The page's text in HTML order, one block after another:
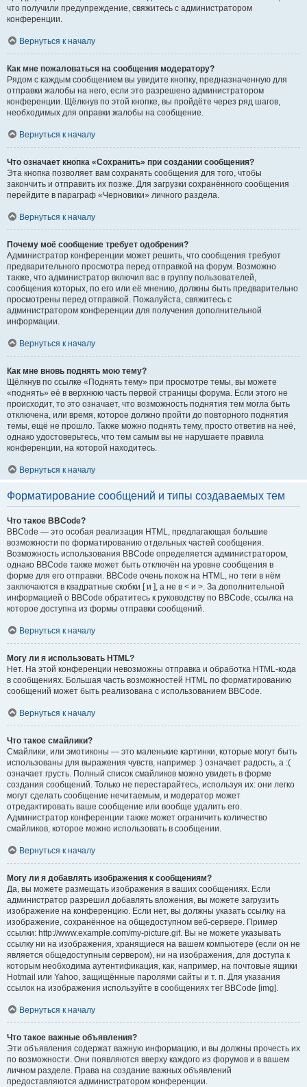
что получили предупреждение, свяжитесь с администратором
конференции.
Вернуться к началу
Как мне пожаловаться на сообщения модератору?
Рядом с каждым сообщением вы увидите кнопку, предназначенную для
отправки жалобы на него, если это разрешено администратором
конференции. Щёлкнув по этой кнопке, вы пройдёте через ряд шагов,
необходимых для оправки жалобы на сообщение.
Вернуться к началу
Что означает кнопка «Сохранить» при создании сообщения?
Эта кнопка позволяет вам сохранять сообщения для того, чтобы
закончить и отправить их позже. Для загрузки сохранённого сообщения
перейдите в параграф «Черновики» личного раздела.
Вернуться к началу
Почему моё сообщение требует одобрения?
Администратор конференции может решить, что сообщения требуют
предварительного просмотра перед отправкой на форум. Возможно
также, что администратор включил вас в группу пользователей,
сообщения которых, по его или её мнению, должны быть предварительно
просмотрены перед отправкой. Пожалуйста, свяжитесь с
администратором конференции для получения дополнительной
информации.
Вернуться к началу
Как мне вновь поднять мою тему?
Щёлкнув по ссылке «Поднять тему» при просмотре темы, вы можете
«поднять» её в верхнюю часть первой страницы форума. Если этого не
происходит, то это означает, что возможность поднятия тем могла быть
отключена, или время, которое должно пройти до повторного поднятия
темы, ещё не прошло. Также можно поднять тему, просто ответив на неё,
однако удостоверьтесь, что тем самым вы не нарушаете правила
конференции, на которой находитесь.
Вернуться к началу
Форматирование сообщений и типы создаваемых тем
Что такое BBCode?
BBCode — это особая реализация HTML, предлагающая большие
возможности по форматированию отдельных частей сообщения.
Возможность использования BBCode определяется администратором,
однако BBCode также может быть отключён на уровне сообщения в
форме для его отправки. BBCode очень похож на HTML, но теги в нём
заключаются в квадратные скобки [ и ], а не в < и >. За дополнительной
информацией о BBCode обратитесь к руководству по BBCode, ссылка на
которое доступна из формы отправки сообщений.
Вернуться к началу
Могу ли я использовать HTML?
Нет. На этой конференции невозможны отправка и обработка HTML-кода
в сообщениях. Большая часть возможностей HTML по форматированию
сообщений может быть реализована с использованием BBCode.
Вернуться к началу
Что такое смайлики?
Смайлики, или эмотиконы — это маленькие картинки, которые могут быть
использованы для выражения чувств, например :) означает радость, а :(
означает грусть. Полный список смайликов можно увидеть в форме
создания сообщений. Только не перестарайтесь, используя их: они легко
могут сделать сообщение нечитаемым, и модератор может
отредактировать ваше сообщение или вообще удалить его.
Администратор конференции также может ограничить количество
смайликов, которое можно использовать в сообщении.
Вернуться к началу
Могу ли я добавлять изображения к сообщениям?
Да, вы можете размещать изображения в ваших сообщениях. Если
администратор разрешил добавлять вложения, вы можете загрузить
изображение на конференцию. Если нет, вы должны указать ссылку на
изображение, сохранённое на общедоступном веб-сервере. Пример
ссылки: http://www.example.com/my-picture.gif. Вы не можете указывать
ссылку ни на изображения, хранящиеся на вашем компьютере (если он не
является общедоступным сервером), ни на изображения, для доступа к
которым необходима аутентификация, как, например, на почтовые ящики
Hotmail или Yahoo, защищённые паролями сайты и т. п. Для указания
ссылок на изображения используйте в сообщениях тег BBCode [img].
Вернуться к началу
Что такое важные объявления?
Эти объявления содержат важную информацию, и вы должны прочесть их
по возможности. Они появляются вверху каждого из форумов и в вашем
личном разделе. Права на создание важных объявлений
предоставляются администратором конференции.